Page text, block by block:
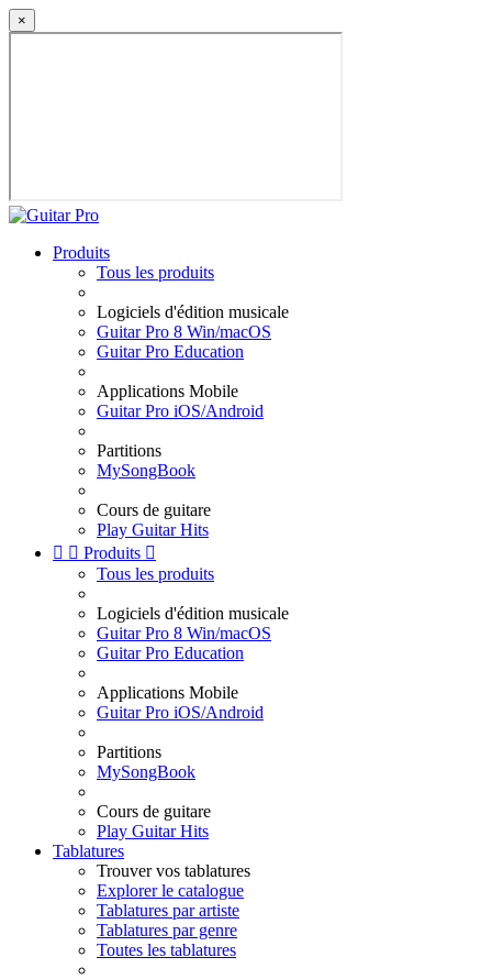
×
Produits
Tous les produits
Logiciels d'édition musicale
Guitar Pro 8 Win/macOS
Guitar Pro Education
Applications Mobile
Guitar Pro iOS/Android
Partitions
MySongBook
Cours de guitare
Play Guitar Hits
  Produits 
Tous les produits
Logiciels d'édition musicale
Guitar Pro 8 Win/macOS
Guitar Pro Education
Applications Mobile
Guitar Pro iOS/Android
Partitions
MySongBook
Cours de guitare
Play Guitar Hits
Tablatures
Trouver vos tablatures
Explorer le catalogue
Tablatures par artiste
Tablatures par genre
Toutes les tablatures